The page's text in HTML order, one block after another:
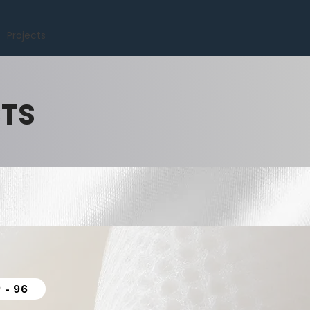
Projects
- 96